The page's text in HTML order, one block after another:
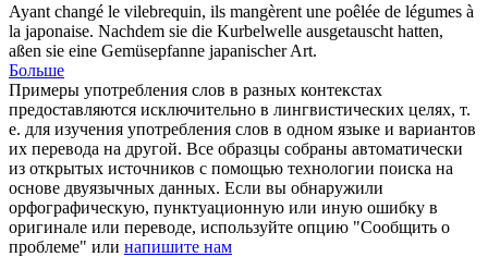
Ayant changé le vilebrequin, ils mangèrent une poêlée de légumes à
la japonaise. Nachdem sie die Kurbelwelle ausgetauscht hatten,
aßen sie eine Gemüsepfanne japanischer Art.
Больше
Примеры употребления слов в разных контекстах
предоставляются исключительно в лингвистических целях, т.
е. для изучения употребления слов в одном языке и вариантов
их перевода на другой. Все образцы собраны автоматически
из открытых источников с помощью технологии поиска на
основе двуязычных данных. Если вы обнаружили
орфографическую, пунктуационную или иную ошибку в
оригинале или переводе, используйте опцию "Сообщить о
проблеме" или напишите нам